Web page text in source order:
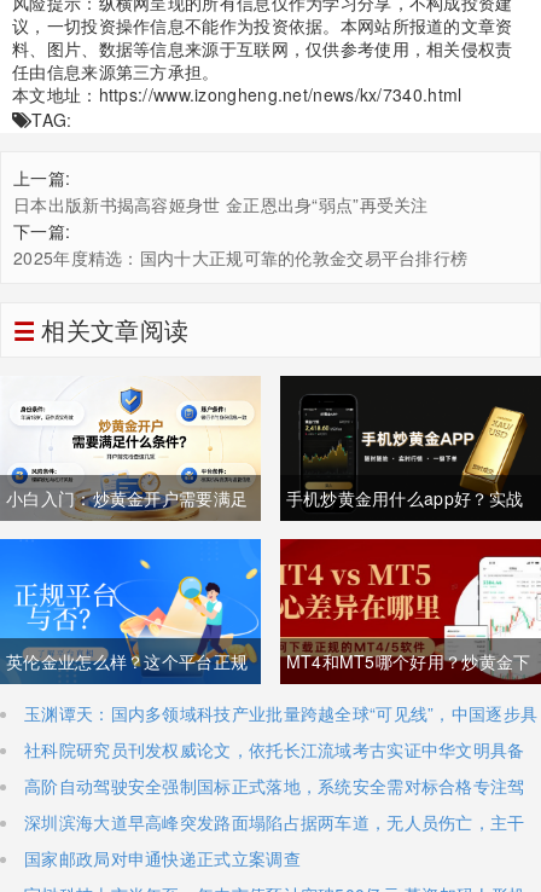
议，一切投资操作信息不能作为投资依据。本网站所报道的文章资
料、图片、数据等信息来源于互联网，仅供参考使用，相关侵权责
任由信息来源第三方承担。
本文地址： https://www.izongheng.net/news/kx/7340.html
TAG:
上一篇:
日本出版新书揭高容姬身世 金正恩出身“弱点”再受关注
下一篇:
2025年度精选：国内十大正规可靠的伦敦金交易平台排行榜
相关文章阅读
小白入门：炒黄金开户需要满足
什么条件？一文讲清所有要求
手机炒黄金用什么app好？实战
经验者都用什么app？
英伦金业怎么样？这个平台正规
吗？
MT4和MT5哪个好用？炒黄金下
载MT4/5攻略及优劣解析
玉渊谭天：国内多领域科技产业批量跨越全球“可见线”，中国逐步具
社科院研究员刊发权威论文，依托长江流域考古实证中华文明具备
高阶自动驾驶安全强制国标正式落地，系统安全需对标合格专注驾
深圳滨海大道早高峰突发路面塌陷占据两车道，无人员伤亡，主干
国家邮政局对申通快递正式立案调查